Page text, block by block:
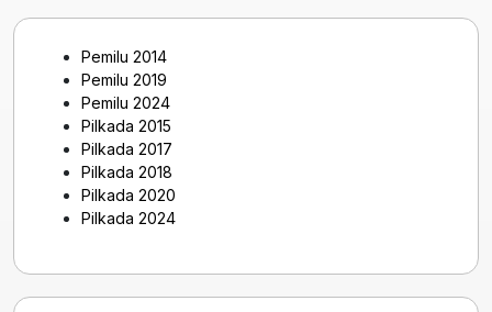
Pemilu 2014
Pemilu 2019
Pemilu 2024
Pilkada 2015
Pilkada 2017
Pilkada 2018
Pilkada 2020
Pilkada 2024